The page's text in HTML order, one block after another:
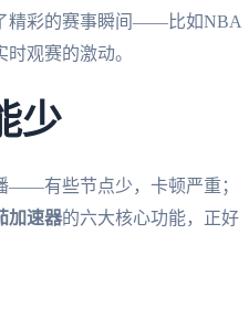
精彩的赛事瞬间——比如NBA
观赛的激动。
少
——有些节点少，卡顿严重；
加速器的六大核心功能，正好